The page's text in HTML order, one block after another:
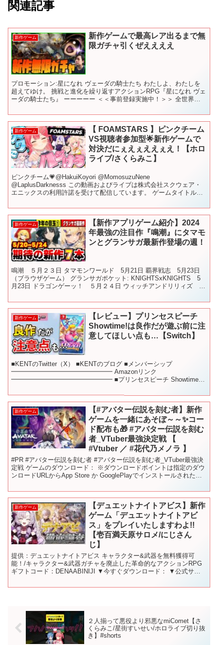
関連記事
新作ゲーム
新作ゲームで最高レア出るまで無
限ガチャ引くぜええええ
プロモーション:星になれ ヴェーダの騎士たち わたしよ、わたしを
超えてゆけ。 挑戦と進化を繰り返すアクションRPG『星になれ ヴェ
ーダの騎士たち』 ーーーーー ＜＜事前登録実施中！＞＞ 全世界で
新作ゲーム
【 FOAMSTARS 】ピンクチーム
VS視聴者参加型🌟新作ゲームで
対決だにぇえぇええぇえ！【ホロ
ライブ/さくらみこ】
ピンクチーム💗@HakuiKoyori @MomosuzuNene
@LaplusDarknesss この動画およびライブは株式会社スクウェア・
エニックスの利用許諾を受けて配信しています。 ゲームタイトル：
新作ゲーム
【新作アプリゲーム紹介】2024
年最強の注目作『鳴潮』にタマモ
ンとグランサガ最新作登場の週！
鳴潮 ５月２３日 タマモンワールド 5月21日 覇界戦志 5月23日
（ブラウザゲーム） グランサガポケット: KNIGHTSxKNIGHTS 5
月23日 ドラゴンゲーッ！ ５月２４日 ウィッチアンドリリィズ ５
新作ゲーム
【レビュー】プリンセスピーチ
Showtime!は良作だが遊ぶ前に注
意してほしい点も…【Switch】
■KENTのTwitter（X） ■KENTのブログ ■メンバーシップ
━━━━━━━━━━━━━━━━ Amazonリンク
━━━━━━━━━━━━━━━━ ■プリンセスピーチ Showtime!
新作ゲーム
【#アバター伝説を刻む者】新作
ゲームを一緒にあそぼ～～✨コー
ド配布も🎁 #アバター伝説を刻む
者_VTuber最強決定戦 【
#Vtuber ／ #花代乃メノラ 】
#PR #アバター伝説を刻む者 #アバター伝説を刻む者_VTuber最強決
定戦 ゲームのダウンロード： ※ダウンロードポイントは指定のダウ
ンロードURLからApp Store か GooglePlayでインストールされた場
新作ゲーム
【デュエットナイトアビス】新作
ゲーム「デュエットナイトアビ
ス」をプレイいたしますわよ!!
【壱百満天原サロメ/にじさん
じ】
提供：デュエットナイトアビス キャラクター&武器を無料獲得可
能！/キャラクター&武器ガチャを廃止した革命的なアクションRPG
ギフトコード：DENAABINIJI ▼今すぐダウンロード： ▼公式サイ
２人揃って悪役より邪悪なmiComet【さ
くらみこ/星街すいせい/ホロライブ切り抜
き】#shorts